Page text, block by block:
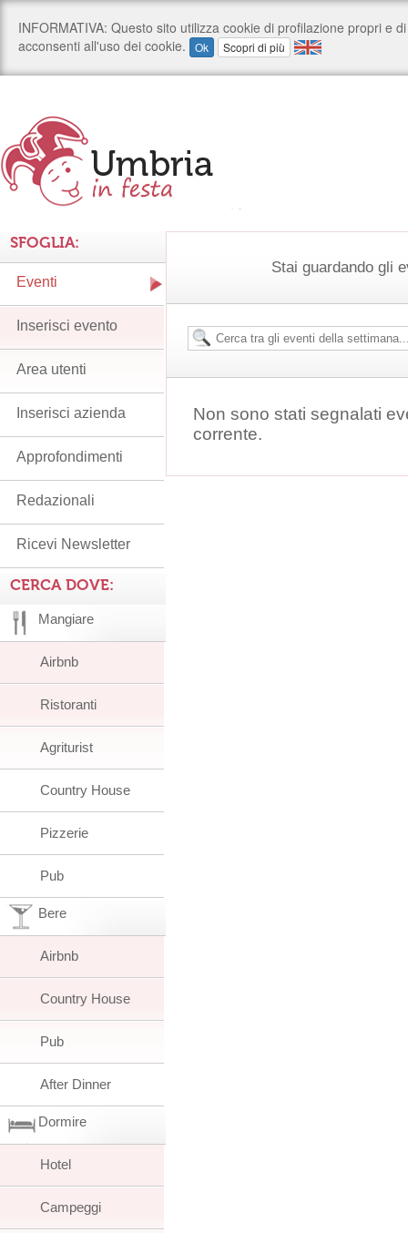
Stai guardando gli
Non sono stati segnalati
corrente.
SFOGLIA:
Eventi
Inserisci evento
Area utenti
Inserisci azienda
Approfondimenti
Redazionali
Ricevi Newsletter
CERCA DOVE:
Mangiare
Airbnb
Ristoranti
Agriturist
Country House
Pizzerie
Pub
Bere
Airbnb
Country House
Pub
After Dinner
Dormire
Hotel
Campeggi